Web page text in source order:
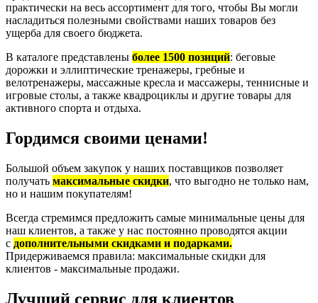
практически на весь ассортимент для того, чтобы Вы могли
насладиться полезными свойствами наших товаров без
ущерба для своего бюджета.
В каталоге представлены более 1500 позиций: беговые
дорожки и эллиптические тренажеры, гребные и
велотренажеры, массажные кресла и массажеры, теннисные и
игровые столы, а также квадроциклы и другие товары для
активного спорта и отдыха.
Гордимся своими ценами!
Большой объем закупок у наших поставщиков позволяет
получать максимальные скидки, что выгодно не только нам,
но и нашим покупателям!
Всегда стремимся предложить самые минимальные цены для
наш клиентов, а также у нас постоянно проводятся акции
с дополнительными скидками и подарками.
Придерживаемся правила: максимальные скидки для
клиентов - максимальные продажи.
Лучший сервис для клиентов